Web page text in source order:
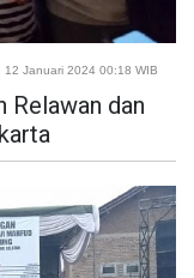
12 Januari 2024 00:18 WIB
Relawan dan